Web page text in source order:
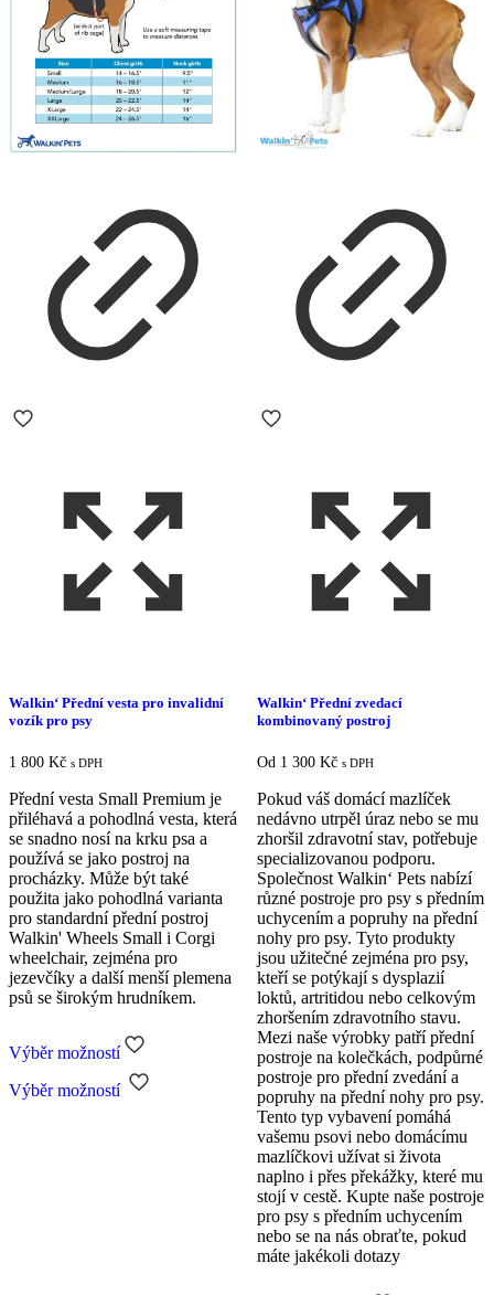
Walkin‘ Přední vesta pro invalidní
vozík pro psy
1 800 Kč s DPH
Přední vesta Small Premium je
přiléhavá a pohodlná vesta, která
se snadno nosí na krku psa a
používá se jako postroj na
procházky. Může být také
použita jako pohodlná varianta
pro standardní přední postroj
Walkin' Wheels Small i Corgi
wheelchair, zejména pro
jezevčíky a další menší plemena
psů se širokým hrudníkem.
Výběr možností
Výběr možností
Tento
produkt
Walkin‘ Přední zvedací
kombinovaný postroj
Od 1 300 Kč s DPH
Pokud váš domácí mazlíček
nedávno utrpěl úraz nebo se mu
zhoršil zdravotní stav, potřebuje
specializovanou podporu.
Společnost Walkin‘ Pets nabízí
různé postroje pro psy s předním
uchycením a popruhy na přední
nohy pro psy. Tyto produkty
jsou užitečné zejména pro psy,
kteří se potýkají s dysplazií
loktů, artritidou nebo celkovým
zhoršením zdravotního stavu.
Mezi naše výrobky patří přední
postroje na kolečkách, podpůrné
postroje pro přední zvedání a
popruhy na přední nohy pro psy.
Tento typ vybavení pomáhá
vašemu psovi nebo domácímu
mazlíčkovi užívat si života
naplno i přes překážky, které mu
stojí v cestě. Kupte naše postroje
pro psy s předním uchycením
nebo se na nás obraťte, pokud
máte jakékoli dotazy